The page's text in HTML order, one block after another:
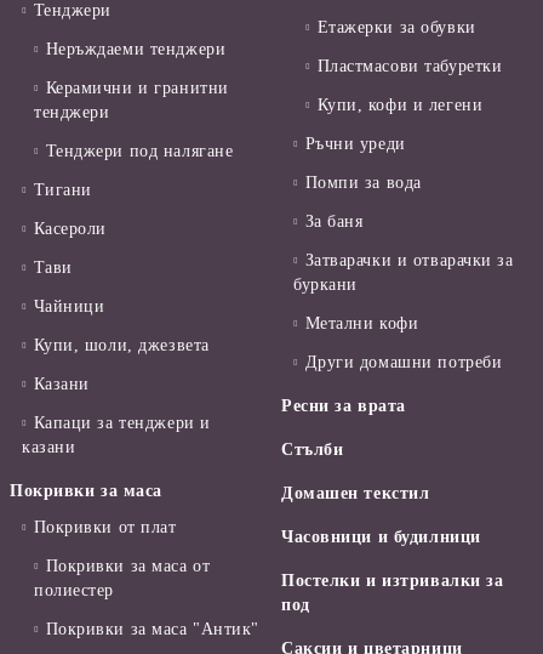
Тенджери
Неръждаеми тенджери
Керамични и гранитни
тенджери
Тенджери под налягане
Тигани
Касероли
Тави
Чайници
Купи, шоли, джезвета
Казани
Капаци за тенджери и
казани
Покривки за маса
Покривки от плат
Покривки за маса от
полиестер
Покривки за маса "Антик"
Етажерки за обувки
Пластмасови табуретки
Купи, кофи и легени
Ръчни уреди
Помпи за вода
За баня
Затварачки и отварачки за
буркани
Метални кофи
Други домашни потреби
Ресни за врата
Стълби
Домашен текстил
Часовници и будилници
Постелки и изтривалки за
под
Саксии и цветарници